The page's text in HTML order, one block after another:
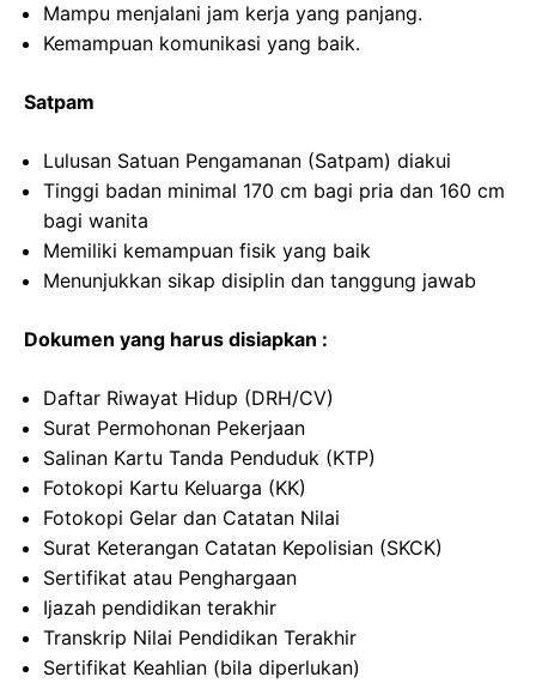
Mampu menjalani jam kerja yang panjang.
Kemampuan komunikasi yang baik.
Satpam
Lulusan Satuan Pengamanan (Satpam) diakui
Tinggi badan minimal 170 cm bagi pria dan 160 cm
bagi wanita
Memiliki kemampuan fisik yang baik
Menunjukkan sikap disiplin dan tanggung jawab
Dokumen yang harus disiapkan :
Daftar Riwayat Hidup (DRH/CV)
Surat Permohonan Pekerjaan
Salinan Kartu Tanda Penduduk (KTP)
Fotokopi Kartu Keluarga (KK)
Fotokopi Gelar dan Catatan Nilai
Surat Keterangan Catatan Kepolisian (SKCK)
Sertifikat atau Penghargaan
Ijazah pendidikan terakhir
Transkrip Nilai Pendidikan Terakhir
Sertifikat Keahlian (bila diperlukan)